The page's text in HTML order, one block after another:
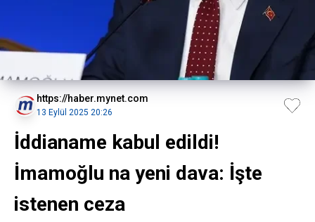
https://haber.mynet.com
13 Eylül 2025 20:26
İddianame kabul edildi!
İmamoğlu na yeni dava: İşte
istenen ceza